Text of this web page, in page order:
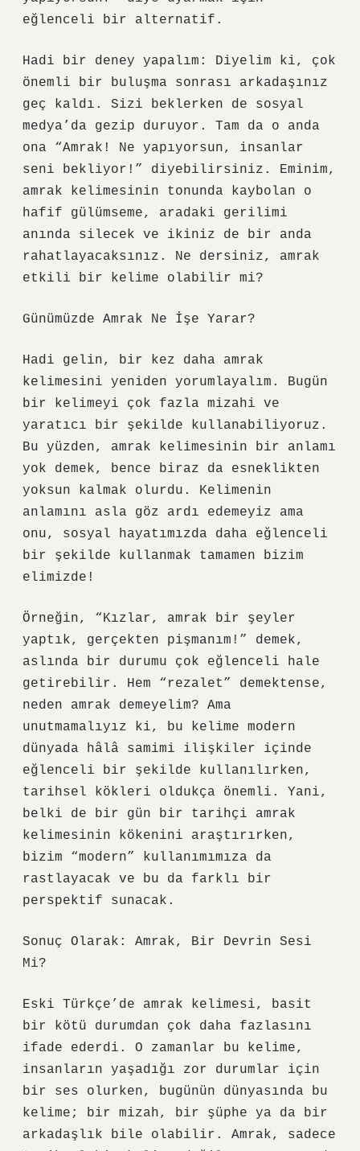
eğlenceli bir alternatif.
Hadi bir deney yapalım: Diyelim ki, çok
önemli bir buluşma sonrası arkadaşınız
geç kaldı. Sizi beklerken de sosyal
medya’da gezip duruyor. Tam da o anda
ona “Amrak! Ne yapıyorsun, insanlar
seni bekliyor!” diyebilirsiniz. Eminim,
amrak kelimesinin tonunda kaybolan o
hafif gülümseme, aradaki gerilimi
anında silecek ve ikiniz de bir anda
rahatlayacaksınız. Ne dersiniz, amrak
etkili bir kelime olabilir mi?
Günümüzde Amrak Ne İşe Yarar?
Hadi gelin, bir kez daha amrak
kelimesini yeniden yorumlayalım. Bugün
bir kelimeyi çok fazla mizahi ve
yaratıcı bir şekilde kullanabiliyoruz.
Bu yüzden, amrak kelimesinin bir anlamı
yok demek, bence biraz da esneklikten
yoksun kalmak olurdu. Kelimenin
anlamını asla göz ardı edemeyiz ama
onu, sosyal hayatımızda daha eğlenceli
bir şekilde kullanmak tamamen bizim
elimizde!
Örneğin, “Kızlar, amrak bir şeyler
yaptık, gerçekten pişmanım!” demek,
aslında bir durumu çok eğlenceli hale
getirebilir. Hem “rezalet” demektense,
neden amrak demeyelim? Ama
unutmamalıyız ki, bu kelime modern
dünyada hâlâ samimi ilişkiler içinde
eğlenceli bir şekilde kullanılırken,
tarihsel kökleri oldukça önemli. Yani,
belki de bir gün bir tarihçi amrak
kelimesinin kökenini araştırırken,
bizim “modern” kullanımımıza da
rastlayacak ve bu da farklı bir
perspektif sunacak.
Sonuç Olarak: Amrak, Bir Devrin Sesi
Mi?
Eski Türkçe’de amrak kelimesi, basit
bir kötü durumdan çok daha fazlasını
ifade ederdi. O zamanlar bu kelime,
insanların yaşadığı zor durumlar için
bir ses olurken, bugünün dünyasında bu
kelime; bir mizah, bir şüphe ya da bir
arkadaşlık bile olabilir. Amrak, sadece